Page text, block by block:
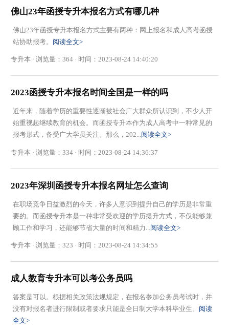
佛山23年函授专升本报名方式有哪几种
佛山23年函授专升本报名方式主要有两种：网上报名和成人高考函授
站协助报考。 阅读全文>
专升本 · 浏览量：364 · 时间：2023-08-24 14:40:20
2023函授专升本报名时间全国是一样的吗
近年来，随着学历的重要性逐渐被社会广大群众所认识到，不少人开
始重视起继续教育的机会。而函授专升本作为成人高考中一种常见的
报考形式，备受广大学员关注。那么，202...阅读全文>
专升本 · 浏览量：334 · 时间：2023-08-24 14:36:37
2023年深圳函授专升本报名网址怎么查询
在职场竞争日益激烈的今天，许多人意识到提升自己的学历是非常重
要的。而函授专升本是一种非常受欢迎的学历提升方式，不仅能够兼
顾工作和学习，还能够节省大量的时间和精力... 阅读全文>
专升本 · 浏览量：323 · 时间：2023-08-24 14:34:55
成人教育专升本可以考公务员吗
​答案是可以。根据相关政策法规规定，在报名参加公务员考试时，并
没有对报名者进行限制或者要求只能是全日制大学本科毕业生。 阅读
全文>